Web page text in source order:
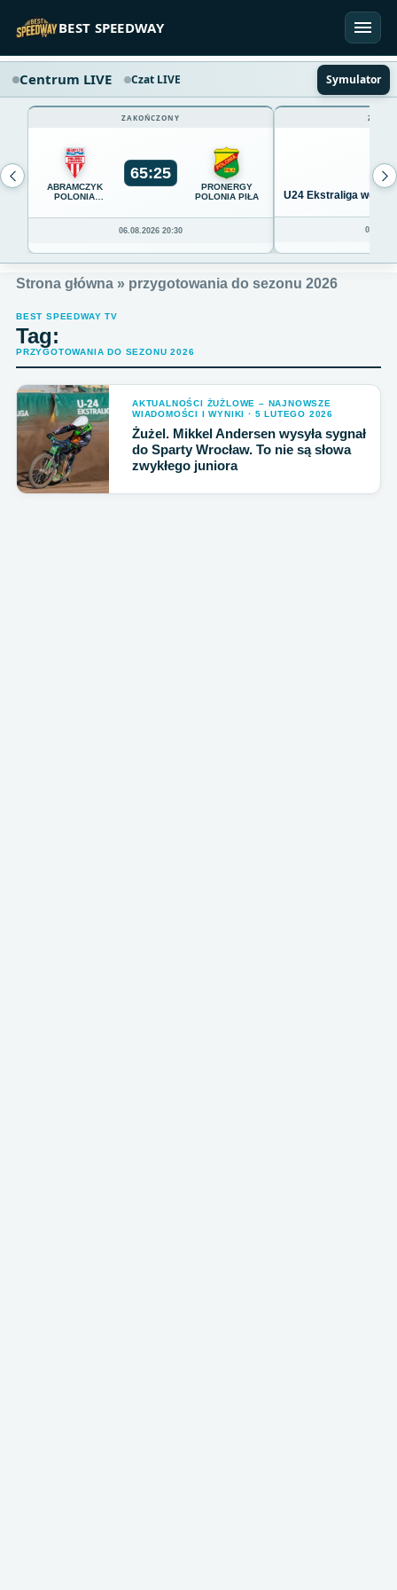
BEST SPEEDWAY
Centrum LIVE Czat LIVE Symulator
ZAKOŃCZONY
ABRAMCZYK
POLONIA
65:25
PRONERGY
POLONIA PIŁA
06.08.2026 20:30
U24 Ekstraliga we
Strona główna » przygotowania do sezonu 2026
BEST SPEEDWAY TV
Tag:
PRZYGOTOWANIA DO SEZONU 2026
AKTUALNOŚCI ŻUŻLOWE – NAJNOWSZE
WIADOMOŚCI I WYNIKI · 5 LUTEGO 2026
Żużel. Mikkel Andersen wysyła sygnał
do Sparty Wrocław. To nie są słowa
zwykłego juniora